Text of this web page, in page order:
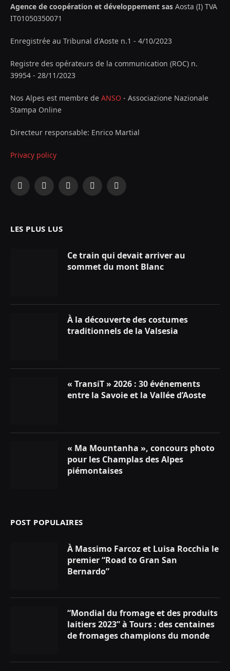
Agence de coopération et développement sas Aosta (I) TVA
IT01050350071
Enregistrée au Tribunal d'Aoste n.1 - 4/10/2023
Registre des opérateurs de la communication (ROC) n.
39954 - 28/11/2023
Nos Alpes est membre de ANSO - Associazione Nazionale
Stampa Online
Directeur responsable: Enrico Martial
Privacy policy
Facebook
X
InstagramYouTubeLinkedIn
LES PLUS LUS
Ce train qui devait arriver au
sommet du mont Blanc
À la découverte des costumes
traditionnels de la Valsesia
« TransiT » 2026 : 30 événements
entre la Savoie et la Vallée d’Aoste
« Ma Mountanha », concours photo
pour les Champlas des Alpes
piémontaises
POST POPULAIRES
À Massimo Farcoz et Luisa Rocchia le
premier “Road to Gran San
Bernardo”
“Mondial du fromage et des produits
laitiers 2023” à Tours : des centaines
de fromages champions du monde